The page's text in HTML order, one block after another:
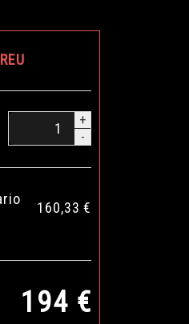
+
-
160,33 €
194 €